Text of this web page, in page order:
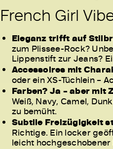
French Girl
Eleganz trifft auf
zum Plissee-Rock?
Lippenstift zur Jeans?
Accessoires mit
oder ein XS-Tüchlein –
Farben? Ja – aber mit
Weiß, Navy, Camel,
zu bemüht.
Subtile Freizügigkeit
Richtige. Ein locker
leicht